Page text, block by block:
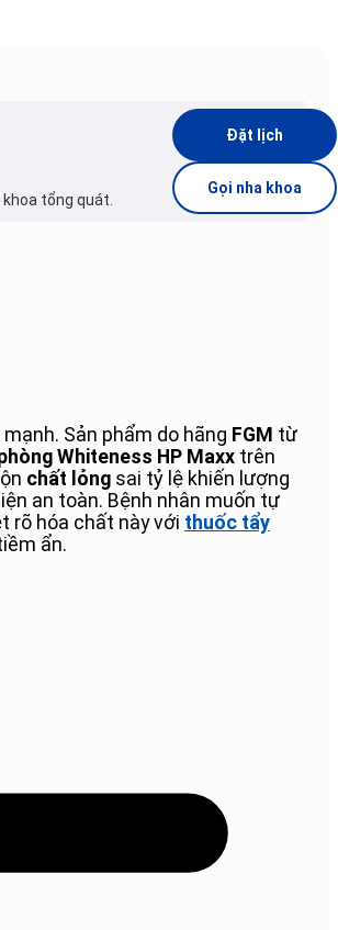
tổng quát.
Đặt lịch
Gọi nha khoa
Sản phẩm do hãng FGM từ
Whiteness HP Maxxtrên
chất lỏngsai tỷ lệ khiến lượng
an toàn. Bệnh nhân muốn tự
rõ hóa chất này với thuốc tẩy
ẩn.